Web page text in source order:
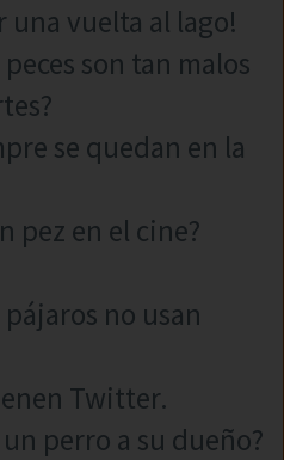
una vuelta al lago!
son tan malos
se quedan en la
pez en el cine?
no usan
Twitter.
perro a su dueño?